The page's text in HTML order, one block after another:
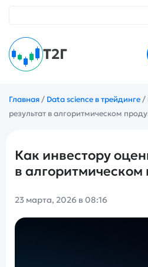
Т2Г
Главная/ Data science в трейдинге/
результат в алгоритмическом
Как инвестору
в алгоритмическом
23 марта, 2026 в 08:16